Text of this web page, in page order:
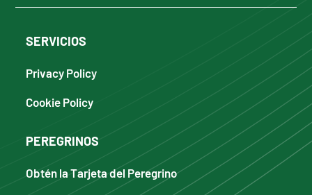
SERVICIOS
Privacy Policy
Cookie Policy
PEREGRINOS
Obtén la Tarjeta del Peregrino